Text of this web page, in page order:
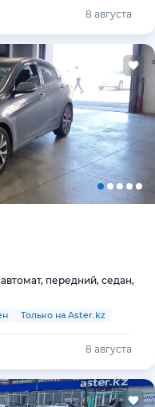
8 августа
передний, седан,
Только на Aster.kz
8 августа